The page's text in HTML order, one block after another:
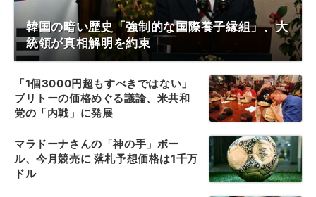
韓国の暗い歴史「強制的な国際養子縁組」、大
統領が真相解明を約束
「1個3000円超もすべきではない」
ブリトーの価格めぐる議論、米共和
党の「内戦」に発展
マラドーナさんの「神の手」ボー
ル、今月競売に 落札予想価格は1千万
ドル